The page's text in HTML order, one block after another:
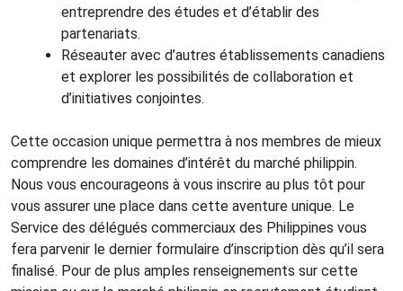
entreprendre des études et d’établir des
partenariats.
Réseauter avec d’autres établissements canadiens
et explorer les possibilités de collaboration et
d’initiatives conjointes.
Cette occasion unique permettra à nos membres de mieux
comprendre les domaines d’intérêt du marché philippin.
Nous vous encourageons à vous inscrire au plus tôt pour
vous assurer une place dans cette aventure unique. Le
Service des délégués commerciaux des Philippines vous
fera parvenir le dernier formulaire d’inscription dès qu’il sera
finalisé. Pour de plus amples renseignements sur cette